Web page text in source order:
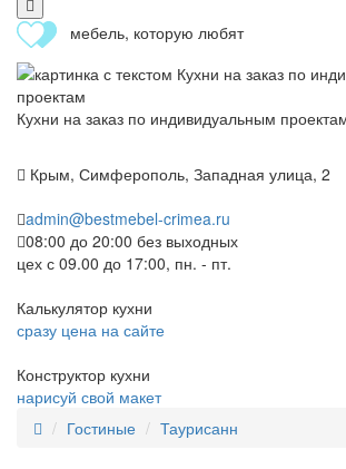
мебель, которую любят
Кухни на заказ по индивидуальным
Крым, Симферополь, Западная улица, 2
admin@bestmebel-crimea.ru
08:00 до 20:00 без выходных
цех с 09.00 до 17:00, пн. - пт.
Калькулятор кухни
сразу цена на сайте
Конструктор кухни
нарисуй свой макет
Гостиные
Таурисанн